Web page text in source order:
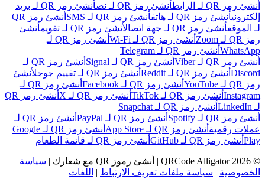
أنشئ رمز QR لـ الرابط أنشئ رمز QR لـ نص
أنشئ رمز QR لـ بريد
إلكترونيأنشئ رمز QR لـ هاتف أنشئ رمز QR لـ SMS
أنشئ رمز QR
لـ الموقعأنشئ رمز QR لـ جهة اتصال أنشئ رمز QR لـ تقويم
أنشئ
رمز QR لـ Zoom
أنشئ رمز QR لـ Wi‑Fi
أنشئ رمز QR لـ
WhatsApp أنشئ رمز QR لـ Telegram
أنشئ رمز QR لـ Viber
أنشئ رمز QR لـ Signal
أنشئ رمز QR لـ
Discord أنشئ رمز QR لـ Reddit أنشئ رمز QR لـ تقييم جوجل
أنشئ
رمز QR لـ YouTube
أنشئ رمز QR لـ Facebook
أنشئ رمز QR لـ
Instagram أنشئ رمز QR لـ TikTok أنشئ رمز QR لـ X
أنشئ رمز QR
لـ LinkedIn
أنشئ رمز QR لـ Snapchat
أنشئ رمز QR لـ Spotify
أنشئ رمز QR لـ PayPal
أنشئ رمز QR لـ
عملات رقمية أنشئ رمز QR لـ App Store
أنشئ رمز QR لـ Google
Play أنشئ رمز QR لـ GitHub أنشئ رمز QR لـ قائمة الطعام
©
2026
QRCode Alligator | أنشئ رموز QR مع شعارك | سياسة
الخصوصية | سياسة ملفات تعريف الارتباط | اللغات